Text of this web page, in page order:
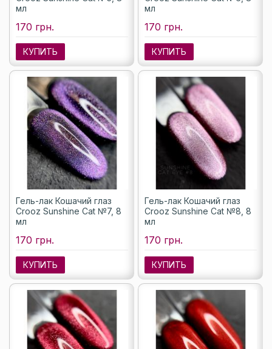
мл
170 грн.
КУПИТЬ
мл
170 грн.
КУПИТЬ
Гель-лак Кошачий глаз
Crooz Sunshine Cat №7, 8
мл
170 грн.
КУПИТЬ
Гель-лак Кошачий глаз
Crooz Sunshine Cat №8, 8
мл
170 грн.
КУПИТЬ